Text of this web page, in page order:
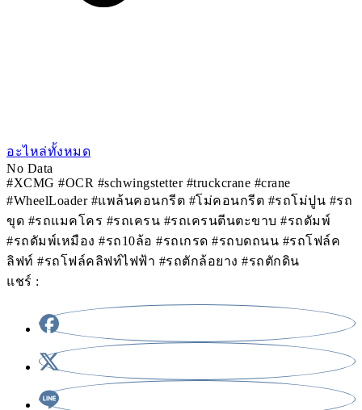
อะไหล่ทั้งหมด
No Data
#XCMG #OCR #schwingstetter #truckcrane #crane
#WheelLoader #แพล้นคอนกรีต #โม่คอนกรีต #รถโม่ปูน #รถ
ขุด #รถแมคโคร #รถเครน #รถเครนตีนตะขาบ #รถดัมพ์
#รถดัมพ์เหมือง #รถ10ล้อ #รถเกรด #รถบดถนน #รถโฟล์ค
ลิฟท์ #รถโฟล์คลิฟท์ไฟฟ้า #รถตักล้อยาง #รถตักดิน
แชร์ :